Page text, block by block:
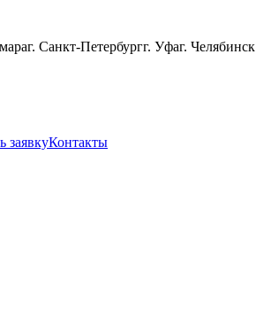
г. Санкт-Петербургг. Уфаг. Челябинск
заявкуКонтакты